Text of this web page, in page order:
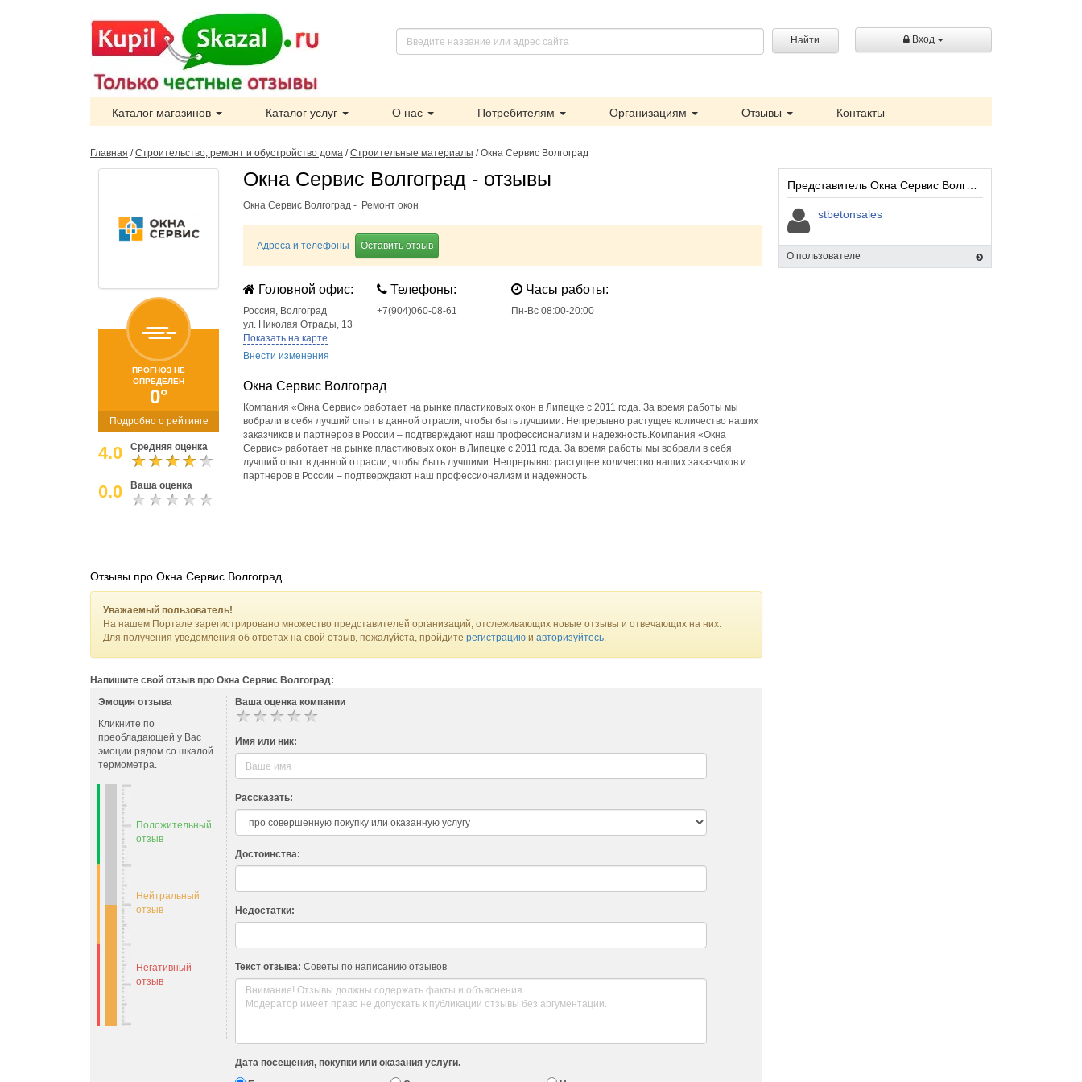
Найти Вход
Каталог магазинов Каталог услуг О нас Потребителям Организациям Отзывы Контакты
Главная /Строительство, ремонт и обустройство дома /Строительные материалы /Окна Сервис Волгоград
ПРОГНОЗ НЕ
ОПРЕДЕЛЕН
0°
Подробно о рейтинге
4.0 Средняя оценка
0.0 Ваша оценка
Окна Сервис Волгоград - отзывы
Окна Сервис Волгоград - Ремонт окон
Адреса и телефоны Оставить отзыв
Головной офис:
Россия, Волгоград
ул. Николая Отрады, 13
Показать на карте
Внести изменения
Телефоны:
+7(904)060-08-61
Часы работы:
Пн-Вс 08:00-20:00
Окна Сервис Волгоград
Компания «Окна Сервис» работает на рынке пластиковых окон в Липецке с 2011 года. За время работы мы
вобрали в себя лучший опыт в данной отрасли, чтобы быть лучшими. Непрерывно растущее количество наших
заказчиков и партнеров в России – подтверждают наш профессионализм и надежность.Компания «Окна
Сервис» работает на рынке пластиковых окон в Липецке с 2011 года. За время работы мы вобрали в себя
лучший опыт в данной отрасли, чтобы быть лучшими. Непрерывно растущее количество наших заказчиков и
партнеров в России – подтверждают наш профессионализм и надежность.
stbetonsales
О пользователе
Отзывы про Окна Сервис Волгоград
Уважаемый пользователь!
На нашем Портале зарегистрировано множество представителей организаций, отслеживающих новые отзывы и отвечающих на них.
Для получения уведомления об ответах на свой отзыв, пожалуйста, пройдите регистрацию и авторизуйтесь.
Напишите свой отзыв про Окна Сервис Волгоград:
Эмоция отзыва
Кликните по
преобладающей у Вас
эмоции рядом со шкалой
термометра.
Положительный
отзыв
Нейтральный
отзыв
Негативный
отзыв
Ваша оценка компании
Имя или ник:
Рассказать:
Достоинства:
Недостатки:
Текст отзыва: Советы по написанию отзывов
Дата посещения, покупки или оказания услуги.